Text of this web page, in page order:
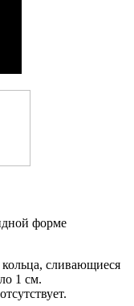
форме
сливающиеся
1 см.